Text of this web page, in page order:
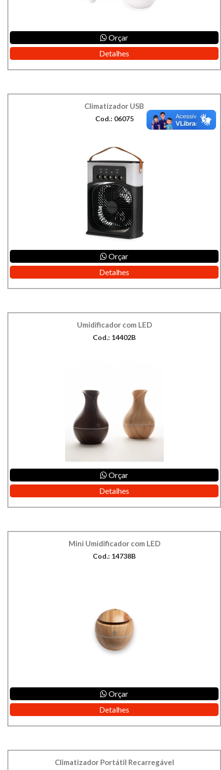
Orçar
Detalhes
Climatizador USB
Cod.: 06075
Orçar
Detalhes
Umidificador com LED
Cod.: 14402B
Orçar
Detalhes
Mini Umidificador com LED
Cod.: 14738B
Orçar
Detalhes
Climatizador Portátil Recarregável